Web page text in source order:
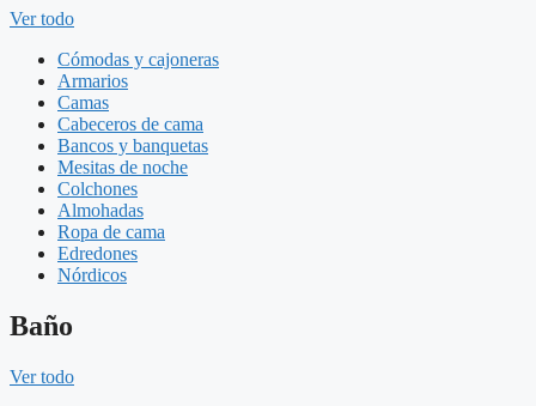
Ver todo
Cómodas y cajoneras
Armarios
Camas
Cabeceros de cama
Bancos y banquetas
Mesitas de noche
Colchones
Almohadas
Ropa de cama
Edredones
Nórdicos
Baño
Ver todo